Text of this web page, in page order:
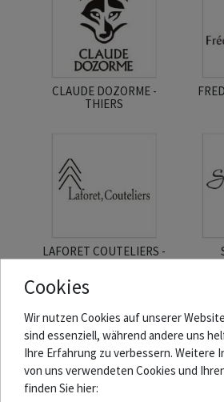
CLAUDE DOZORME -
THIERS
LAFORET COUTELIERS -
AUVERGNE
Cookies
Wir nutzen Cookies auf unserer
sind essenziell, während andere uns
Ihre Erfahrung zu verbessern. Weitere
von uns verwendeten Cookies und
finden Sie hier: